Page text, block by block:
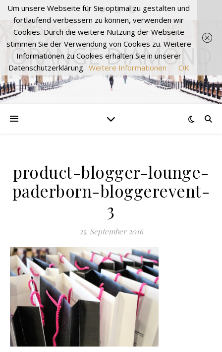
ORANGE DIAMOND
product-blogger-lounge-
paderborn-bloggerevent-
3
25. September 2016
Um unsere Webseite für Sie optimal zu gestalten und
fortlaufend verbessern zu können, verwenden wir
Cookies. Durch die weitere Nutzung der Webseite
stimmen Sie der Verwendung von Cookies zu. Weitere
Informationen zu Cookies erhalten Sie in unserer
Datenschutzerklärung. Weitere Informationen OK